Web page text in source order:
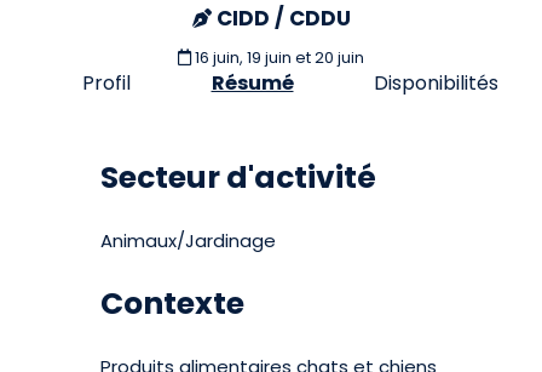
CIDD / CDDU
16 juin, 19 juin et 20 juin
Profil Résumé Disponibilités
Secteur d'activité
Animaux/Jardinage
Contexte
Produits alimentaires chats et chiens